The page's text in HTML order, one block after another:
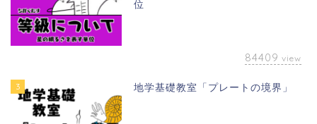
位
84409 view
3 地学基礎教室「プレートの境界」